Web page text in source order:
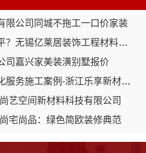
限公司同城不拖工一口价家装
锡亿莱居装饰工程材料有限公司
司嘉兴家美装潢别墅报价
工案例-浙江乐享新材料有限公司
艺空间新材料科技有限公司
宅尚品：绿色简欧装修典范